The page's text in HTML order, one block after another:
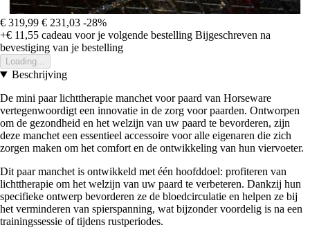
€ 319,99 € 231,03 -28%
+€ 11,55 cadeau voor je volgende bestelling Bijgeschreven na
bevestiging van je bestelling
Loading...
Beschrijving
De mini paar lichttherapie manchet voor paard van Horseware
vertegenwoordigt een innovatie in de zorg voor paarden. Ontworpen
om de gezondheid en het welzijn van uw paard te bevorderen, zijn
deze manchet een essentieel accessoire voor alle eigenaren die zich
zorgen maken om het comfort en de ontwikkeling van hun viervoeter.
Dit paar manchet is ontwikkeld met één hoofddoel: profiteren van
lichttherapie om het welzijn van uw paard te verbeteren. Dankzij hun
specifieke ontwerp bevorderen ze de bloedcirculatie en helpen ze bij
het verminderen van spierspanning, wat bijzonder voordelig is na een
trainingssessie of tijdens rustperiodes.